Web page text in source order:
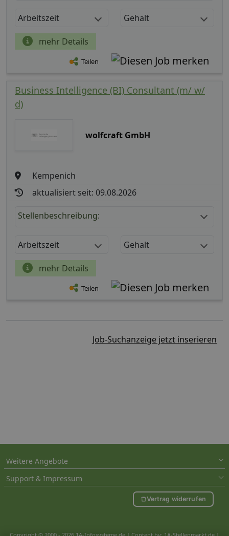
Arbeitszeit Gehalt
mehr Details
Teilen
Business Intelligence (BI) Consultant (m/ w/
d)
wolfcraft GmbH
Kempenich
aktualisiert seit: 09.08.2026
Stellenbeschreibung:
Arbeitszeit Gehalt
mehr Details
Teilen
Job-Suchanzeige jetzt inserieren
Weitere Angebote
Support & Impressum
Vertrag widerrufen